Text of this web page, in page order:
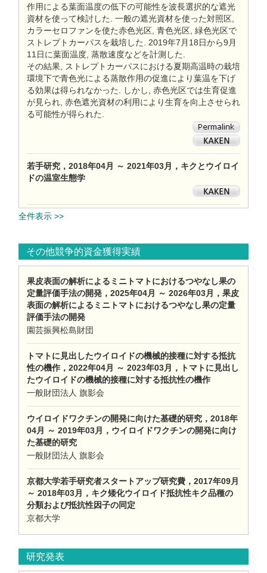
作用による葉面温度の低下の可能性を波長選択的な遮光
資材を使って検討した. 一般の遮光資材を使った対照区,
カラーセロファンを使た赤色光区, 青色光区, 緑色光区で
ストレプトカーパスを栽培した. 2019年7月18日から9月
11日に葉面温度, 蒸散速度などを計測した.
その結果, ストレプトカーパスにおける夏期高温時の栽培
環境下で青色光による蒸散作用の促進により葉温を下げ
る効果は得られなかった. しかし, 赤色光区では生育促進
が見られ, 赤色遮光資材の利用により生育を向上させられ
る可能性が得られた.
若手研究，2018年04月 ～ 2021年03月，キクとウイロイ
ドの温室生態学
全件表示 >>
その他競争的資金獲得実績
果皮表面の解析によるミニトマトにおけるつやなし果の
定量評価手法の開発，2025年04月 ～ 2026年03月，果皮
表面の解析によるミニトマトにおけるつやなし果の定量
評価手法の開発
園芸振興松島財団
トマトに見出したウイロイドの機械的接種に対する抵抗
性の機作，2022年04月 ～ 2023年03月，トマトに見出し
たウイロイドの機械的接種に対する抵抗性の機作
一般財団法人 旗影会
ウイロイドワクチンの開発に向けた基礎的研究，2018年
04月 ～ 2019年03月，ウイロイドワクチンの開発に向け
た基礎的研究
一般財団法人 旗影会
京都大学若手研究者スタートアップ研究費，2017年09月
～ 2018年03月，キク矮化ウイロイド抵抗性キク品種の
分類および抵抗性因子の同定
京都大学
研究発表